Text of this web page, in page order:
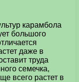
карамбола
большого
даже в
труда
семечка,
всего растет в